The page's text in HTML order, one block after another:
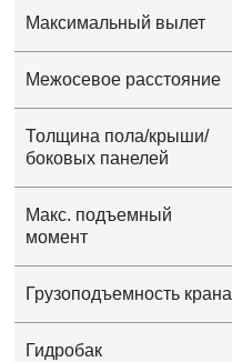
Максимальный вылет
Межосевое расстояние
Толщина пола/крыши/
боковых панелей
Макс. подъемный
момент
Грузоподъемность крана
Гидробак